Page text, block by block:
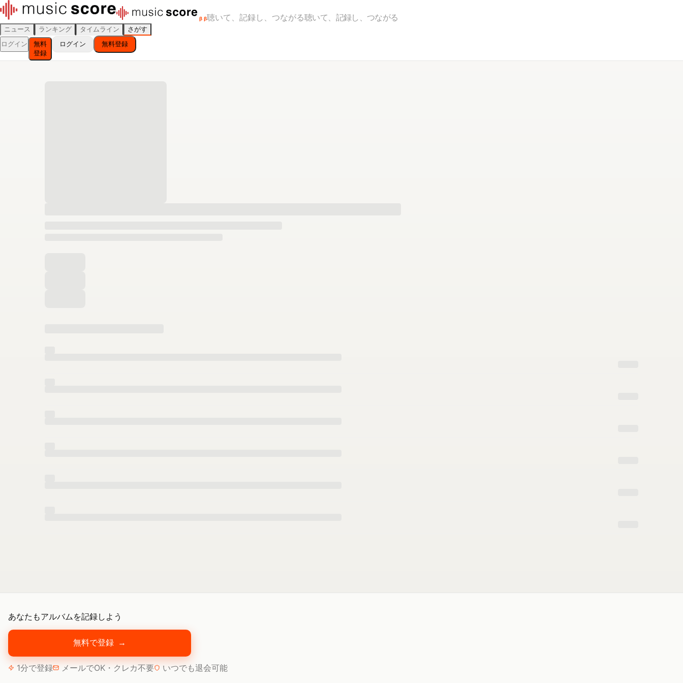
β β聴いて、記録し、つながる聴いて、記録し、つながる
ニュース ランキング タイムライン
さがす
ログイン
無料
登録
ログイン 無料登録
あなたもアルバムを記録しよう
無料で登録 →
1分で登録 メールでOK・クレカ不要 いつでも退会可能